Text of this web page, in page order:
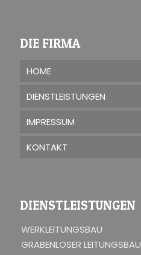
DIE FIRMA
HOME
DIENSTLEISTUNGEN
IMPRESSUM
KONTAKT
DIENSTLEISTUNGEN
WERKLEITUNGSBAU
GRABENLOSER LEITUNGSBAU